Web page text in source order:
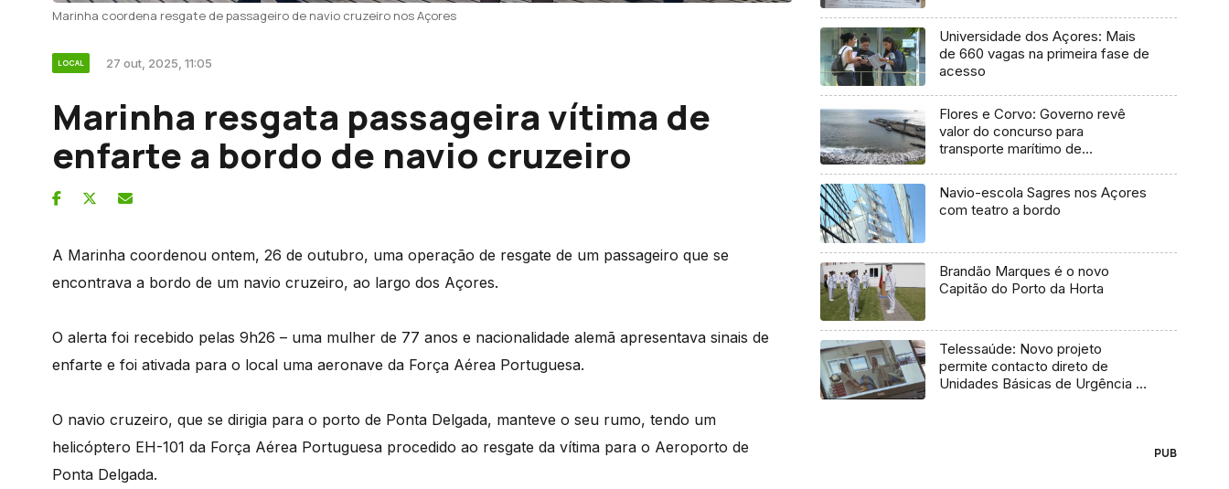
Marinha coordena resgate de passageiro de navio cruzeiro nos Açores
LOCAL 27 out, 2025, 11:05
Marinha resgata passageira vítima de
enfarte a bordo de navio cruzeiro
A Marinha coordenou ontem, 26 de outubro, uma operação de resgate de um passageiro que se
encontrava a bordo de um navio cruzeiro, ao largo dos Açores.
O alerta foi recebido pelas 9h26 – uma mulher de 77 anos e nacionalidade alemã apresentava sinais de
enfarte e foi ativada para o local uma aeronave da Força Aérea Portuguesa.
O navio cruzeiro, que se dirigia para o porto de Ponta Delgada, manteve o seu rumo, tendo um
helicóptero EH-101 da Força Aérea Portuguesa procedido ao resgate da vítima para o Aeroporto de
Ponta Delgada.
Universidade dos Açores: Mais
de 660 vagas na primeira fase de
acesso
Flores e Corvo: Governo revê
valor do concurso para
transporte marítimo de
Navio-escola Sagres nos Açores
com teatro a bordo
Brandão Marques é o novo
Capitão do Porto da Horta
Telessaúde: Novo projeto
permite contacto direto de
Unidades Básicas de Urgência e
PUB